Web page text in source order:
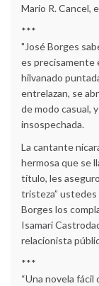
Mario R. Cancel,
***
"José Borges
es precisamente
hilvanado
entrelazan, se
de modo casual,
insospechada.
La cantante
hermosa que se
título, les
tristeza” ustedes
Borges los
Isamari
relacionista
***
“Una novela fácil